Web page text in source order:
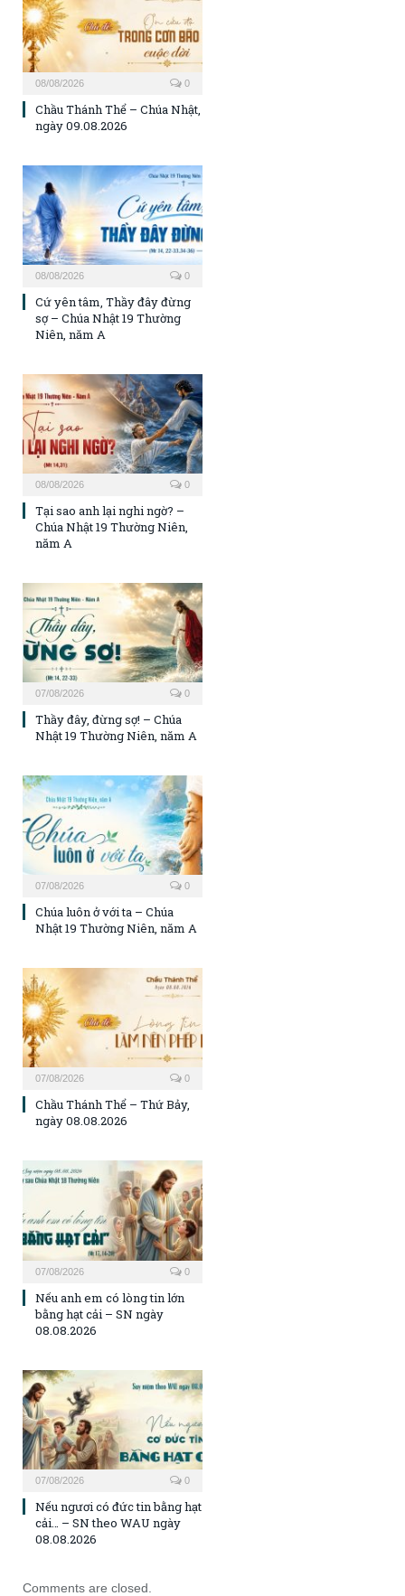
08/08/2026 0
Chầu Thánh Thể – Chúa Nhật,
ngày 09.08.2026
08/08/2026 0
Cứ yên tâm, Thầy đây đừng
sợ – Chúa Nhật 19 Thường
Niên, năm A
08/08/2026 0
Tại sao anh lại nghi ngờ? –
Chúa Nhật 19 Thường Niên,
năm A
07/08/2026 0
Thầy đây, đừng sợ! – Chúa
Nhật 19 Thường Niên, năm A
07/08/2026 0
Chúa luôn ở với ta – Chúa
Nhật 19 Thường Niên, năm A
07/08/2026 0
Chầu Thánh Thể – Thứ Bảy,
ngày 08.08.2026
07/08/2026 0
Nếu anh em có lòng tin lớn
bằng hạt cải – SN ngày
08.08.2026
07/08/2026 0
Nếu ngươi có đức tin bằng hạt
cải… – SN theo WAU ngày
08.08.2026
Comments are closed.